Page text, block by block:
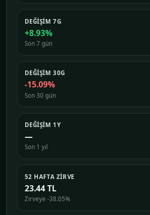
DEĞIŞIM 7G
+8.93%
Son 7 gün
DEĞIŞIM 30G
-15.09%
Son 30 gün
DEĞIŞIM 1Y
—
Son 1 yıl
52 HAFTA ZIRVE
23.44 TL
Zirveye -38.05%